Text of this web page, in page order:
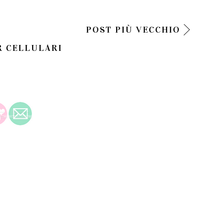
POST PIÙ VECCHIO
CELLULARI